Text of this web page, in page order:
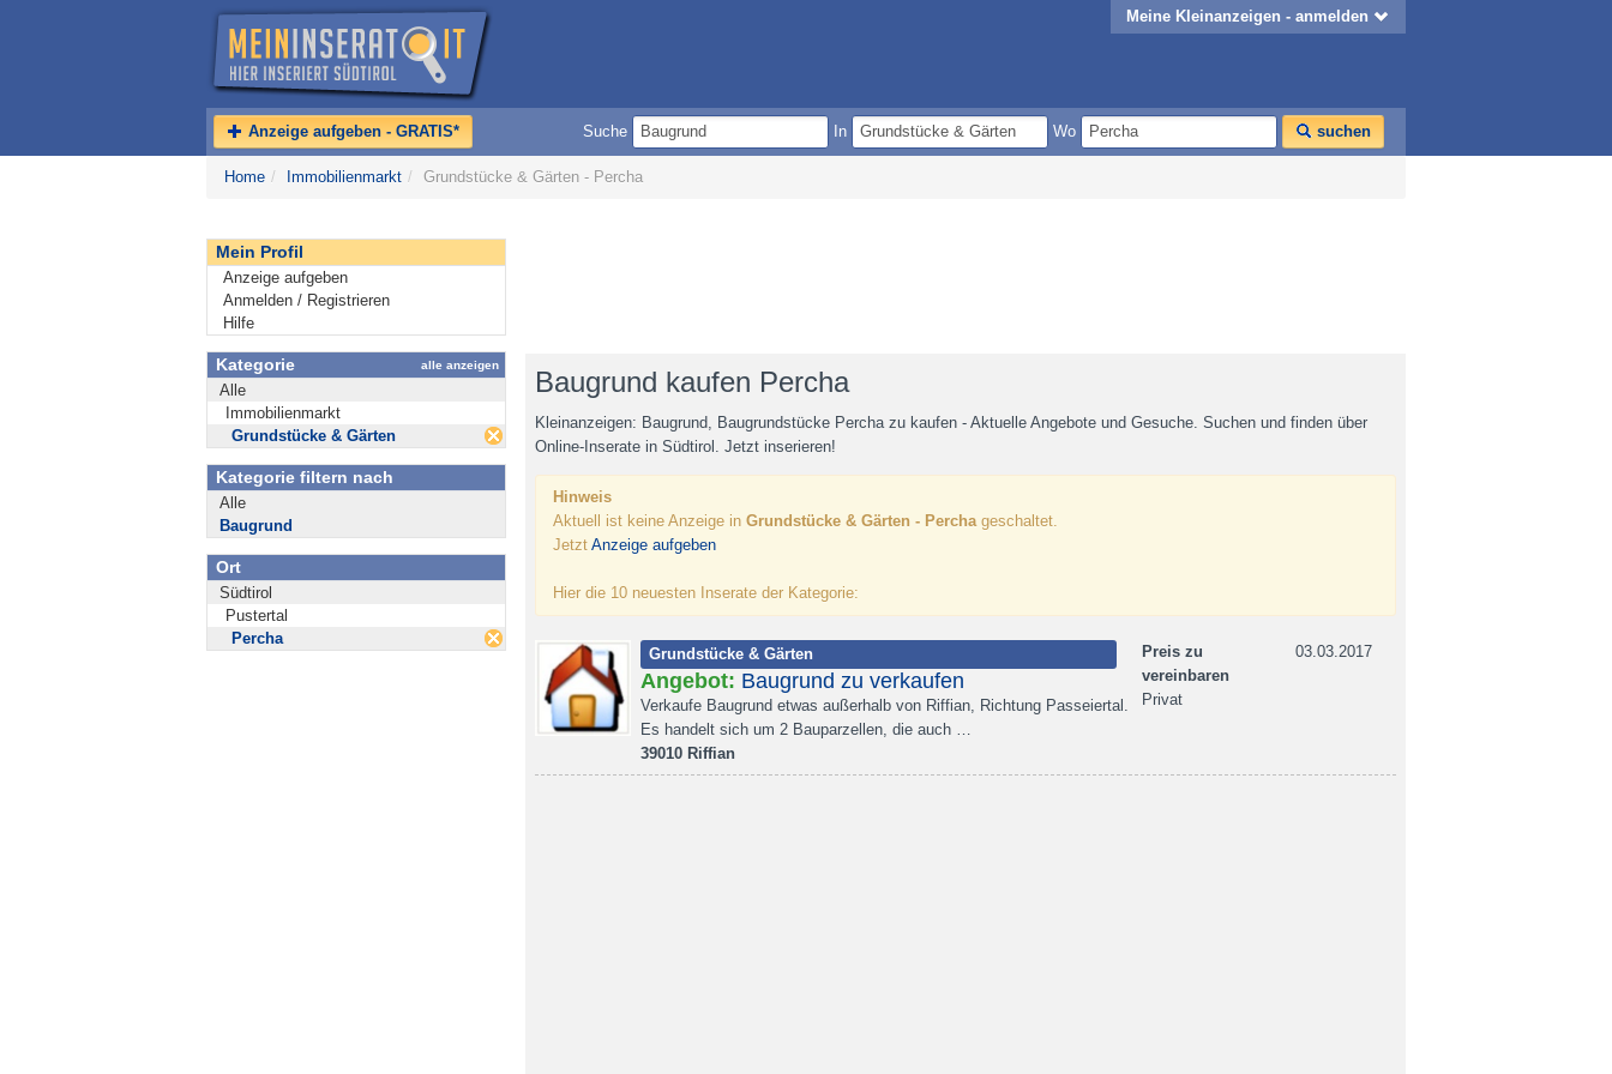
Meine Kleinanzeigen - anmelden
Anzeige aufgeben - GRATIS* Suche In Wo suchen
Home / Immobilienmarkt / Grundstücke & Gärten - Percha
Mein Profil
Anzeige aufgeben
Anmelden / Registrieren
Hilfe
Kategorie alle anzeigen
Alle
Immobilienmarkt
Grundstücke & Gärten
Kategorie filtern nach
Alle
Baugrund
Ort
Südtirol
Pustertal
Percha
Baugrund kaufen Percha
Kleinanzeigen: Baugrund, Baugrundstücke Percha zu kaufen - Aktuelle Angebote und Gesuche. Suchen und finden über
Online-Inserate in Südtirol. Jetzt inserieren!
Hinweis
Aktuell ist keine Anzeige in Grundstücke & Gärten - Perchageschaltet.
Jetzt Anzeige aufgeben
Hier die 10 neuesten Inserate der Kategorie:
Grundstücke & Gärten
Angebot: Baugrund zu verkaufen
Verkaufe Baugrund etwas außerhalb von Riffian, Richtung Passeiertal.
Es handelt sich um 2 Bauparzellen, die auch …
39010 Riffian
Preis zu
vereinbaren
Privat
03.03.2017